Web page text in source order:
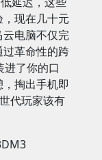
现在几十元
电脑不仅完
革命性的跨
进了你的口
掏出手机即
代玩家该有